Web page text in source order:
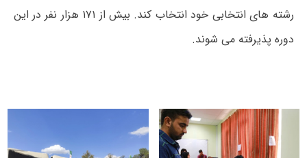
رشته های انتخابی خود انتخاب کند. بیش از ۱۷۱ هزار نفر در این
دوره پذیرفته می شوند.